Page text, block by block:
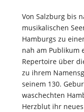
Von Salzburg bis
musikalischen
Hamburgs zu
nah am Publikum
Repertoire über
zu ihrem
seinem 130.
waschechten
Herzblut ihr